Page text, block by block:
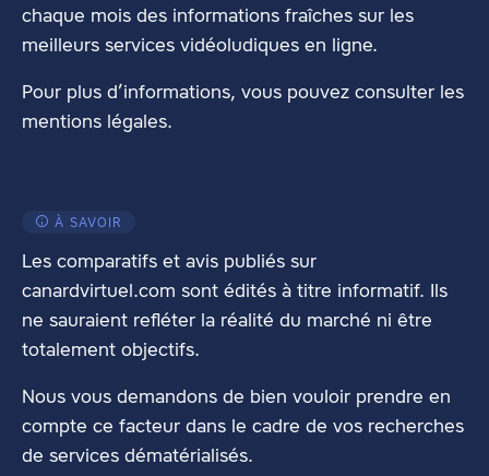
chaque mois des informations fraîches sur les
meilleurs services vidéoludiques en ligne.
Pour plus d’informations, vous pouvez consulter les
mentions légales.
À SAVOIR
Les comparatifs et avis publiés sur
canardvirtuel.com sont édités à titre informatif. Ils
ne sauraient refléter la réalité du marché ni être
totalement objectifs.
Nous vous demandons de bien vouloir prendre en
compte ce facteur dans le cadre de vos recherches
de services dématérialisés.